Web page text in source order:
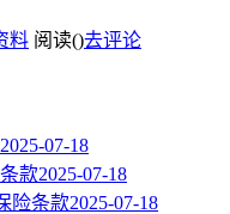
料 阅读()去评论
2025-07-18
款2025-07-18
险条款2025-07-18